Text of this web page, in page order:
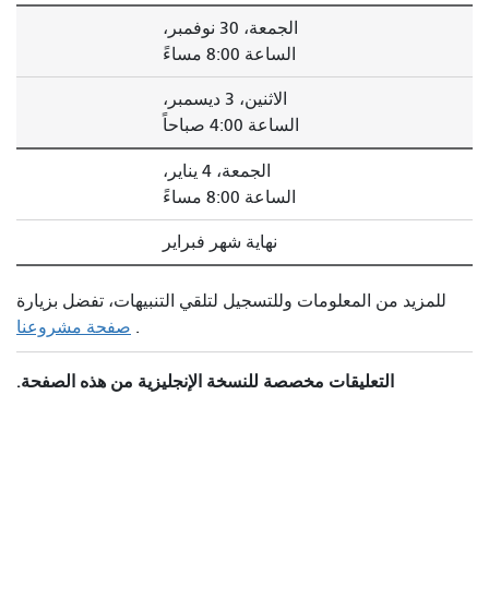
الجمعة، 30 نوفمبر،
الساعة 8:00 مساءً
الاثنين، 3 ديسمبر،
الساعة 4:00 صباحاً
الجمعة، 4 يناير،
الساعة 8:00 مساءً
نهاية شهر فبراير
للمزيد من المعلومات وللتسجيل لتلقي التنبيهات، تفضل بزيارة
صفحة مشروعنا .
التعليقات مخصصة للنسخة الإنجليزية من هذه الصفحة.